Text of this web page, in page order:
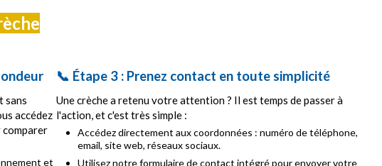
sans
accédez
et
📞 Étape 3 : Prenez contact en toute simplicité
Une crèche a retenu votre attention ? Il est temps de passer à
l'action, et c'est très simple :
Accédez directement aux coordonnées : numéro de téléphone,
email, site web, réseaux sociaux.
Utilisez notre formulaire de contact intégré pour envoyer votre